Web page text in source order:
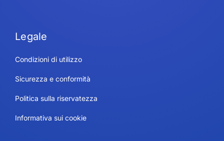
Legale
Condizioni di utilizzo
Sicurezza e conformità
Politica sulla riservatezza
Informativa sui cookie